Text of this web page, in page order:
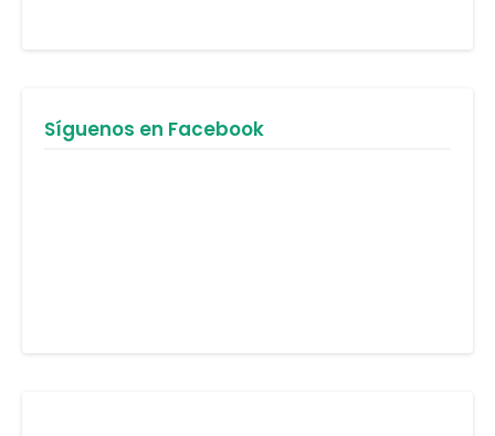
Síguenos en Facebook